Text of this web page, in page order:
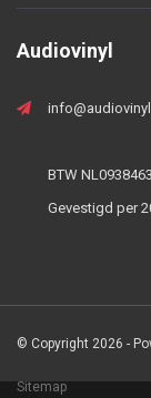
Audiovinyl
BTW
Gevestigd per
© Copyright 2026 -
Sitemap